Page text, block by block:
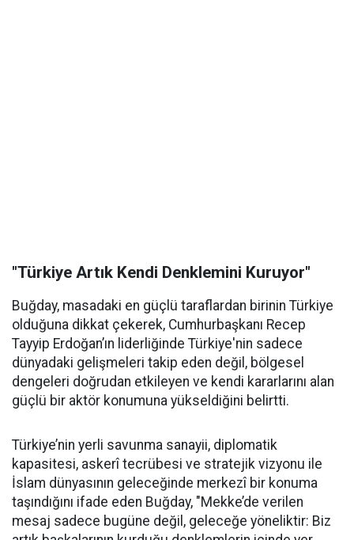
"Türkiye Artık Kendi Denklemini Kuruyor"
Buğday, masadaki en güçlü taraflardan birinin Türkiye
olduğuna dikkat çekerek, Cumhurbaşkanı Recep
Tayyip Erdoğan’ın liderliğinde Türkiye'nin sadece
dünyadaki gelişmeleri takip eden değil, bölgesel
dengeleri doğrudan etkileyen ve kendi kararlarını alan
güçlü bir aktör konumuna yükseldiğini belirtti.
Türkiye’nin yerli savunma sanayii, diplomatik
kapasitesi, askerî tecrübesi ve stratejik vizyonu ile
İslam dünyasının geleceğinde merkezî bir konuma
taşındığını ifade eden Buğday, "Mekke’de verilen
mesaj sadece bugüne değil, geleceğe yöneliktir: Biz